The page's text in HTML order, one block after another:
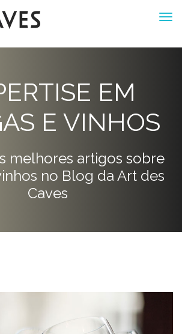
EM
E VINHOS
melhores artigos sobre
no Blog da Art des
Caves